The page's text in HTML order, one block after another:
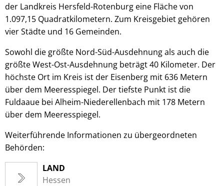
der Landkreis Hersfeld-Rotenburg eine Fläche von
1.097,15 Quadratkilometern. Zum Kreisgebiet gehören
vier Städte und 16 Gemeinden.
Sowohl die größte Nord-Süd-Ausdehnung als auch die
größte West-Ost-Ausdehnung beträgt 40 Kilometer. Der
höchste Ort im Kreis ist der Eisenberg mit 636 Metern
über dem Meeresspiegel. Der tiefste Punkt ist die
Fuldaaue bei Alheim-Niederellenbach mit 178 Metern
über dem Meeresspiegel.
Weiterführende Informationen zu übergeordneten
Behörden:
LAND
Hessen